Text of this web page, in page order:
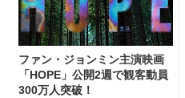
ファン・ジョンミン主演映画
「HOPE」公開2週で観客動員
300万人突破！